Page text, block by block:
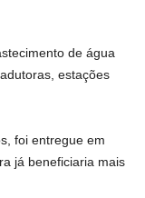
de água
estações
foi entregue em
já beneficiaria mais